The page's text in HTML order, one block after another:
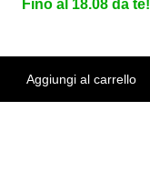
Fino al 18.08 da te!
Aggiungi al carrello